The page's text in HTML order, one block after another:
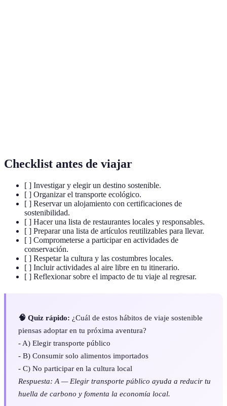
Checklist antes de viajar
[ ] Investigar y elegir un destino sostenible.
[ ] Organizar el transporte ecológico.
[ ] Reservar un alojamiento con certificaciones de
sostenibilidad.
[ ] Hacer una lista de restaurantes locales y responsables.
[ ] Preparar una lista de artículos reutilizables para llevar.
[ ] Comprometerse a participar en actividades de
conservación.
[ ] Respetar la cultura y las costumbres locales.
[ ] Incluir actividades al aire libre en tu itinerario.
[ ] Reflexionar sobre el impacto de tu viaje al regresar.
🧠 Quiz rápido: ¿Cuál de estos hábitos de viaje sostenible
piensas adoptar en tu próxima aventura?
- A) Elegir transporte público
- B) Consumir solo alimentos importados
- C) No participar en la cultura local
Respuesta: A — Elegir transporte público ayuda a reducir tu
huella de carbono y fomenta la economía local.